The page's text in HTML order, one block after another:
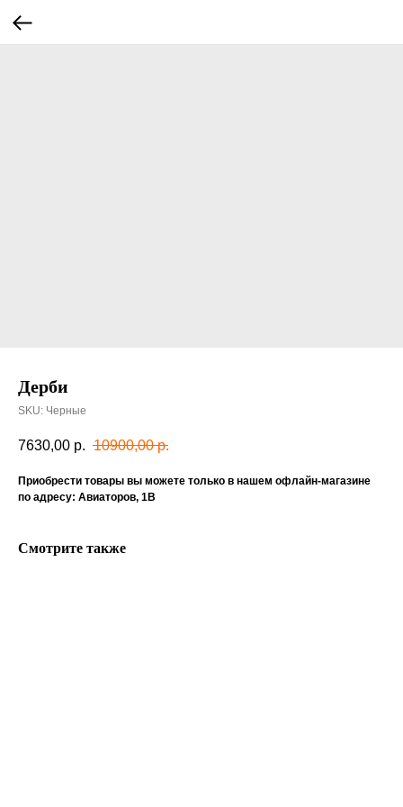
Дерби
SKU: Черные
7630,00 р. 10900,00 р.
Приобрести товары вы можете только в нашем офлайн-магазине
по адресу: Авиаторов, 1В
Смотрите также